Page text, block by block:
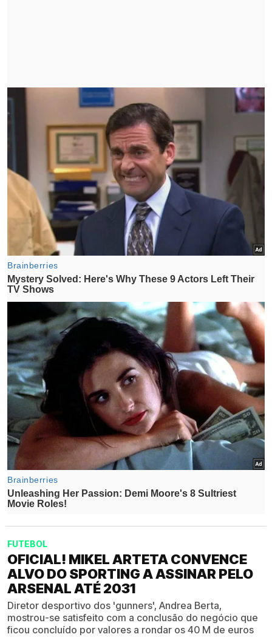
FUTEBOL
OFICIAL! MIKEL ARTETA CONVENCE
ALVO DO SPORTING A ASSINAR PELO
ARSENAL ATÉ 2031
Diretor desportivo dos 'gunners', Andrea Berta,
mostrou-se satisfeito com a conclusão do negócio que
ficou concluído por valores a rondar os 40 M de euros